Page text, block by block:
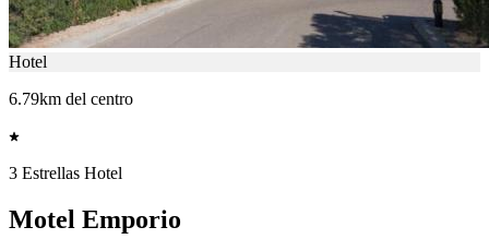
Hotel
6.79km del centro
3 Estrellas Hotel
Motel Emporio